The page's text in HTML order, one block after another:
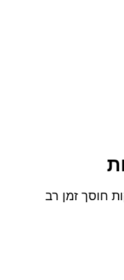
חוסך זמן רב